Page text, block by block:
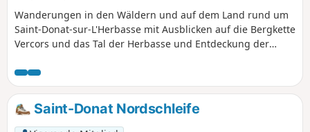
Wanderungen in den Wäldern und auf dem Land rund um
Saint-Donat-sur-L'Herbasse mit Ausblicken auf die Bergkette
Vercors und das Tal der Herbasse und Entdeckung der
Saint-Donat Nordschleife